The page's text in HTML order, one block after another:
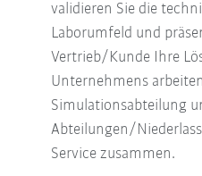
validieren Sie die
Laborumfeld und
Vertrieb/Kunde Ihre
Unternehmens
Simulationsabteilung
Abteilungen/
Service zusammen.